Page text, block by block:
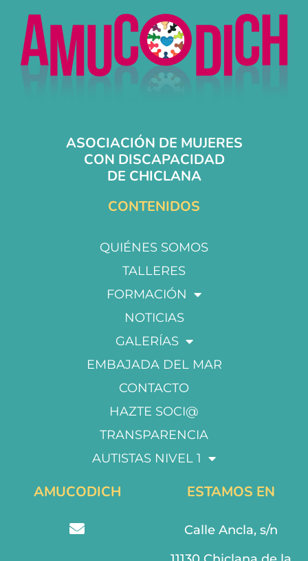
ASOCIACIÓN DE MUJERES
CON DISCAPACIDAD
DE CHICLANA
CONTENIDOS
QUIÉNES SOMOS
TALLERES
FORMACIÓN
NOTICIAS
GALERÍAS
EMBAJADA DEL MAR
CONTACTO
HAZTE SOCI@
TRANSPARENCIA
AUTISTAS NIVEL 1
AMUCODICH ESTAMOS EN
Calle Ancla, s/n